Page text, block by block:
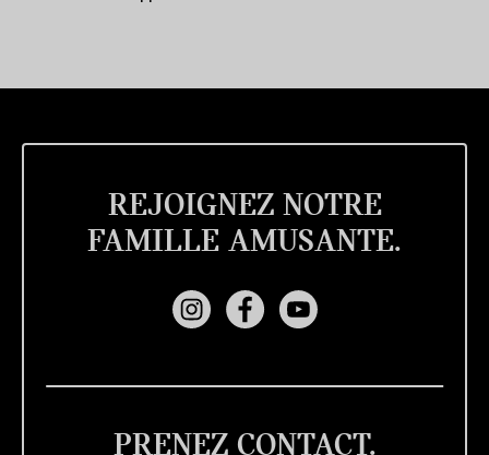
REJOIGNEZ NOTRE
FAMILLE AMUSANTE.
PRENEZ CONTACT.